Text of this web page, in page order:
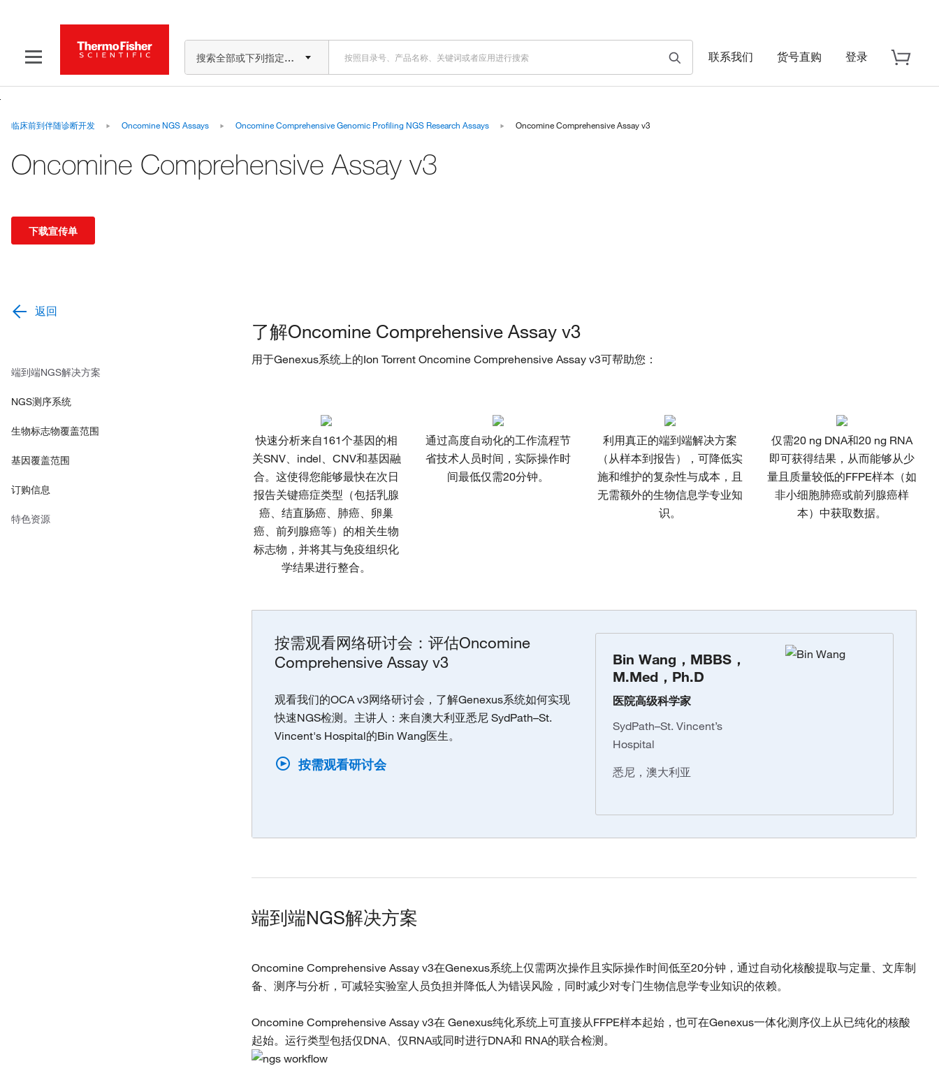
搜索全部或下列指定分类 联系我们 货号直购 登录
临床前到伴随诊断开发 Oncomine NGS Assays Oncomine Comprehensive Genomic Profiling NGS Research Assays Oncomine Comprehensive Assay v3
Oncomine Comprehensive Assay v3
下载宣传单
返回
端到端NGS解决方案
NGS测序系统
生物标志物覆盖范围
基因覆盖范围
订购信息
特色资源
了解Oncomine Comprehensive Assay v3
用于Genexus系统上的Ion Torrent Oncomine Comprehensive Assay v3可帮助您：
快速分析来自161个基因的相
关SNV、indel、CNV和基因融
合。这使得您能够最快在次日
报告关键癌症类型（包括乳腺
癌、结直肠癌、肺癌、卵巢
癌、前列腺癌等）的相关生物
标志物，并将其与免疫组织化
学结果进行整合。
通过高度自动化的工作流程节
省技术人员时间，实际操作时
间最低仅需20分钟。
利用真正的端到端解决方案
（从样本到报告），可降低实
施和维护的复杂性与成本，且
无需额外的生物信息学专业知
识。
仅需20 ng DNA和20 ng RNA
即可获得结果，从而能够从少
量且质量较低的FFPE样本（如
非小细胞肺癌或前列腺癌样
本）中获取数据。
按需观看网络研讨会：评估Oncomine
Comprehensive Assay v3
观看我们的OCA v3网络研讨会，了解Genexus系统如何实现
快速NGS检测。主讲人：来自澳大利亚悉尼 SydPath–St.
Vincent's Hospital的Bin Wang医生。
按需观看研讨会
Bin Wang，MBBS，
M.Med，Ph.D
医院高级科学家
SydPath–St. Vincent’s
Hospital
悉尼，澳大利亚
端到端NGS解决方案
Oncomine Comprehensive Assay v3在Genexus系统上仅需两次操作且实际操作时间低至20分钟，通过自动化核酸提取与定量、文库制
备、测序与分析，可减轻实验室人员负担并降低人为错误风险，同时减少对专门生物信息学专业知识的依赖。
Oncomine Comprehensive Assay v3在 Genexus纯化系统上可直接从FFPE样本起始，也可在Genexus一体化测序仪上从已纯化的核酸
起始。运行类型包括仅DNA、仅RNA或同时进行DNA和 RNA的联合检测。